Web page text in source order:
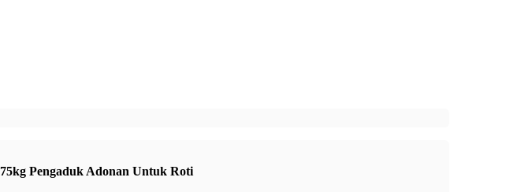
75kg Pengaduk Adonan Untuk Roti